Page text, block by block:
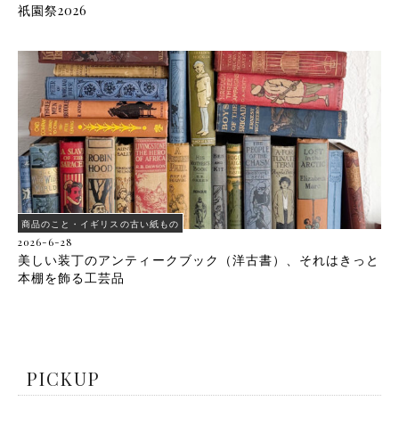
祇園祭2026
商品のこと・イギリスの古い紙もの
2026-6-28
美しい装丁のアンティークブック（洋古書）、それはきっと
本棚を飾る工芸品
PICKUP